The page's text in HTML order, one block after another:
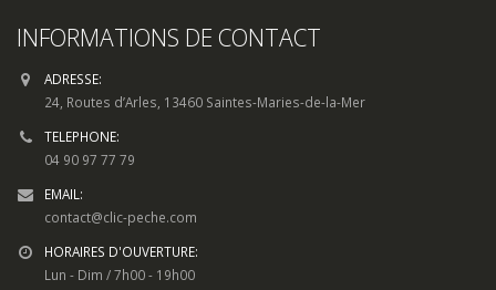
INFORMATIONS DE CONTACT
ADRESSE:
24, Routes d’Arles, 13460 Saintes-Maries-de-la-Mer
TELEPHONE:
04 90 97 77 79
EMAIL:
contact@clic-peche.com
HORAIRES D'OUVERTURE:
Lun - Dim / 7h00 - 19h00